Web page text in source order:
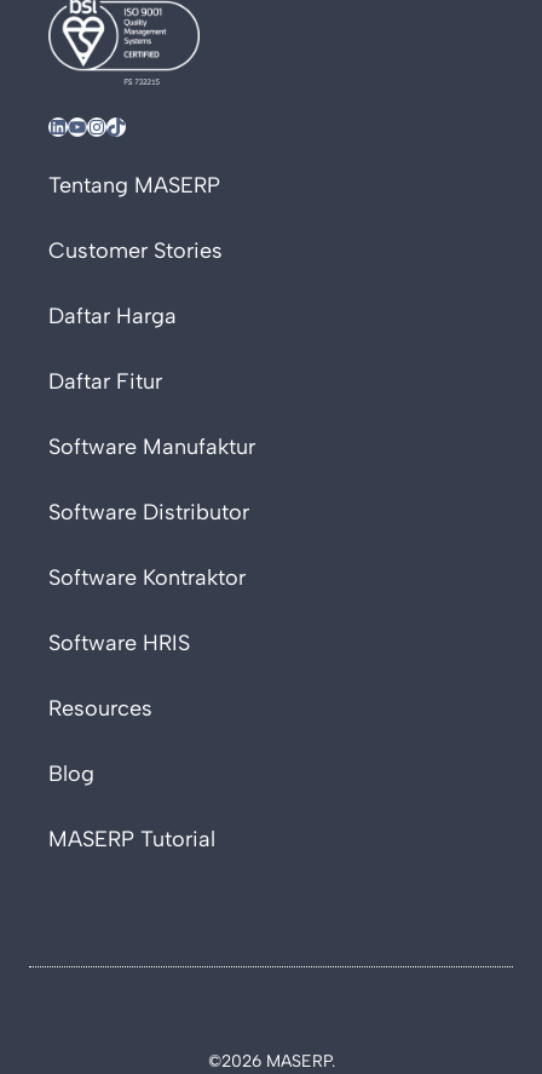
LinkedIn YouTube InstagramTikTok
Tentang MASERP
Customer Stories
Daftar Harga
Daftar Fitur
Software Manufaktur
Software Distributor
Software Kontraktor
Software HRIS
Resources
Blog
MASERP Tutorial
©2026 MASERP.